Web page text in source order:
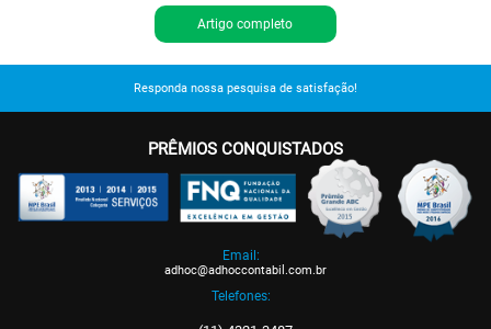
Artigo completo
Responda nossa pesquisa de satisfação!
PRÊMIOS CONQUISTADOS
Email:
adhoc@adhoccontabil.com.br
Telefones: